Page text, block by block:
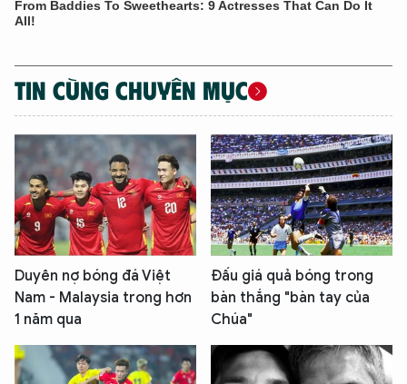
TIN CÙNG CHUYÊN MỤC
Duyên nợ bóng đá Việt
Nam - Malaysia trong hơn
1 năm qua
Đấu giá quả bóng trong
bàn thắng "bàn tay của
Chúa"